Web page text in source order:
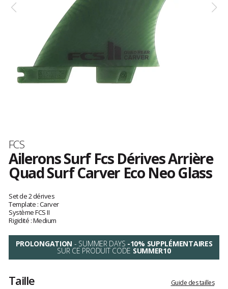
Marque
FCS
Ailerons Surf Fcs Dérives Arrière
Quad Surf Carver Eco Neo Glass
avis
clients
Set de 2 dérives
Template : Carver
Système FCS II
Rigidité : Medium
PROLONGATION - SUMMER DAYS -10% SUPPLÉMENTAIRES
SUR CE PRODUIT CODE SUMMER10
Taille Guide des tailles